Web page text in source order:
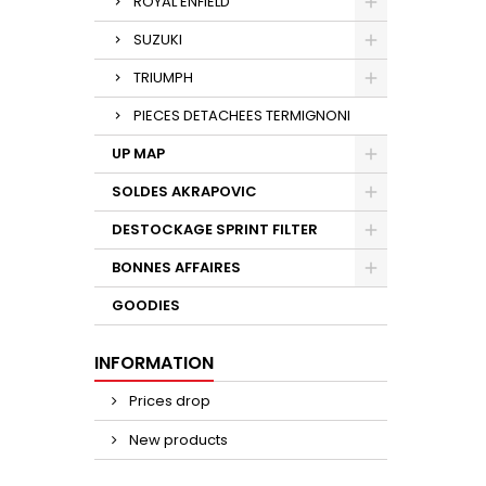
SUZUKI
TRIUMPH
PIECES DETACHEES TERMIGNONI
UP MAP
SOLDES AKRAPOVIC
DESTOCKAGE SPRINT FILTER
BONNES AFFAIRES
GOODIES
INFORMATION
Prices drop
New products